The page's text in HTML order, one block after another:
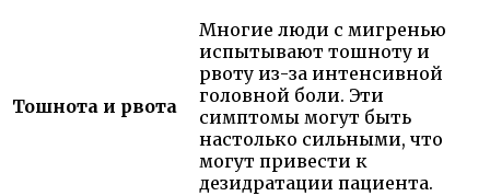
Тошнота и рвота
Многие люди с мигренью
испытывают тошноту и
рвоту из-за интенсивной
головной боли. Эти
симптомы могут быть
настолько сильными, что
могут привести к
дезидратации пациента.